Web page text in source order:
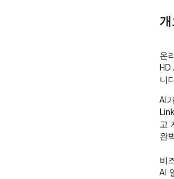
온
니
AI
고
완
비
AI